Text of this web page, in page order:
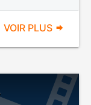
VOIR PLUS